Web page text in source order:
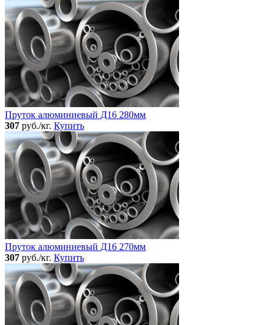
Пруток алюминиевый Д16 280мм
307 руб./кг. Купить
Пруток алюминиевый Д16 270мм
307 руб./кг. Купить